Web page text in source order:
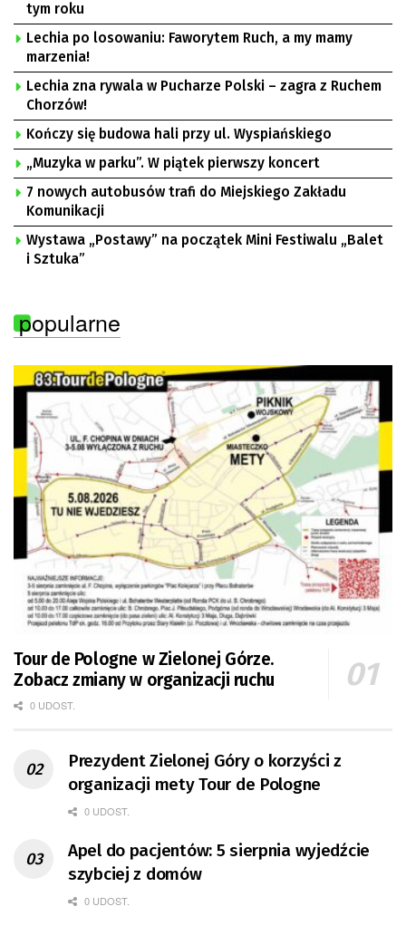
tym roku
Lechia po losowaniu: Faworytem Ruch, a my mamy
marzenia!
Lechia zna rywala w Pucharze Polski – zagra z Ruchem
Chorzów!
Kończy się budowa hali przy ul. Wyspiańskiego
„Muzyka w parku”. W piątek pierwszy koncert
7 nowych autobusów trafi do Miejskiego Zakładu
Komunikacji
Wystawa „Postawy” na początek Mini Festiwalu „Balet
i Sztuka”
popularne
Tour de Pologne w Zielonej Górze.
Zobacz zmiany w organizacji ruchu
0 UDOST.
Prezydent Zielonej Góry o korzyści z
organizacji mety Tour de Pologne
0 UDOST.
Apel do pacjentów: 5 sierpnia wyjedźcie
szybciej z domów
0 UDOST.